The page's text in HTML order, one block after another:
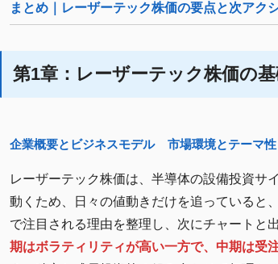
まとめ｜レーザーテック株価の要点と次アク
第1章：レーザーテック株価の
企業概要とビジネスモデル 市場環境とテーマ性
レーザーテック株価は、半導体の設備投資サ
動くため、日々の値動きだけを追っていると
で注目される理由を整理し、次にチャートと
期はボラティリティが高い一方で、中期は受